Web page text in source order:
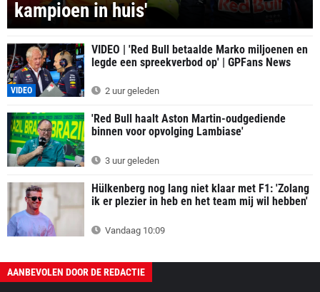
kampioen in huis'
VIDEO
VIDEO | 'Red Bull betaalde Marko miljoenen en
legde een spreekverbod op' | GPFans News
2 uur geleden
'Red Bull haalt Aston Martin-oudgediende
binnen voor opvolging Lambiase'
3 uur geleden
Hülkenberg nog lang niet klaar met F1: 'Zolang
ik er plezier in heb en het team mij wil hebben'
Vandaag 10:09
AANBEVOLEN DOOR DE REDACTIE